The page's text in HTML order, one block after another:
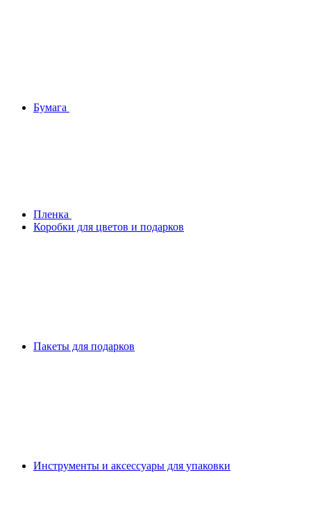
Бумага
Плeнка
Коробки для цветов и подарков
Пакеты для подарков
Инструменты и аксессуары для упаковки